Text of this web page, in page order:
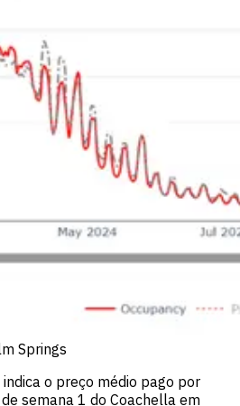
Springs
indica o preço médio pago por
semana 1 do Coachella em